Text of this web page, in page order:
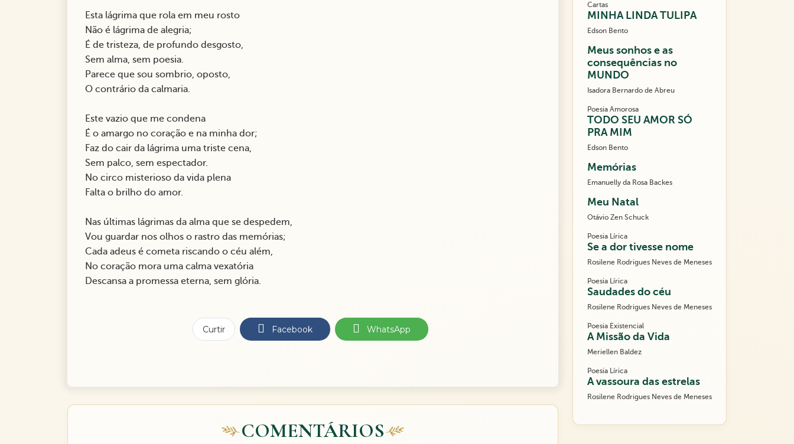
Esta lágrima que rola em meu rosto
Não é lágrima de alegria;
É de tristeza, de profundo desgosto,
Sem alma, sem poesia.
Parece que sou sombrio, oposto,
O contrário da calmaria.
Este vazio que me condena
É o amargo no coração e na minha dor;
Faz do cair da lágrima uma triste cena,
Sem palco, sem espectador.
No circo misterioso da vida plena
Falta o brilho do amor.
Nas últimas lágrimas da alma que se despedem,
Vou guardar nos olhos o rastro das memórias;
Cada adeus é cometa riscando o céu além,
No coração mora uma calma vexatória
Descansa a promessa eterna, sem glória.
Curtir Facebook WhatsApp
COMENTÁRIOS
Cartas
MINHA LINDA TULIPA
Edson Bento
Meus sonhos e as
consequências no
MUNDO
Isadora Bernardo de Abreu
Poesia Amorosa
TODO SEU AMOR SÓ
PRA MIM
Edson Bento
Memórias
Emanuelly da Rosa Backes
Meu Natal
Otávio Zen Schuck
Poesia Lírica
Se a dor tivesse nome
Rosilene Rodrigues Neves de Meneses
Poesia Lírica
Saudades do céu
Rosilene Rodrigues Neves de Meneses
Poesia Existencial
A Missão da Vida
Meriellen Baldez
Poesia Lírica
A vassoura das estrelas
Rosilene Rodrigues Neves de Meneses